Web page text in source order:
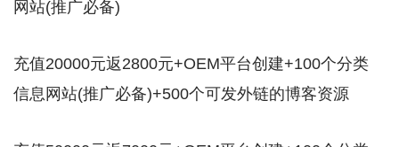
网站(推广必备)
充值20000元返2800元+OEM平台创建+100个分类
信息网站(推广必备)+500个可发外链的博客资源